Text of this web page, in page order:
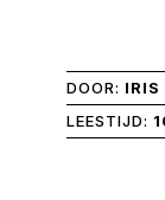
DOOR: IRIS
LEESTIJD: